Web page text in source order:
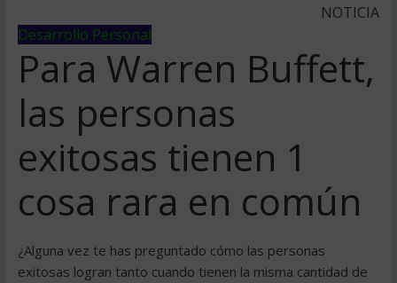
NOTICIA
Desarrollo Personal
Para Warren Buffett,
las personas
exitosas tienen 1
cosa rara en común
¿Alguna vez te has preguntado cómo las personas
exitosas logran tanto cuando tienen la misma cantidad de